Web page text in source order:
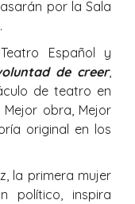
por la Sala
Español y
de creer,
de teatro en
obra, Mejor
original en los
la primera mujer
político, inspira